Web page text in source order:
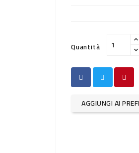
Quantità
AGGIUNGI AI